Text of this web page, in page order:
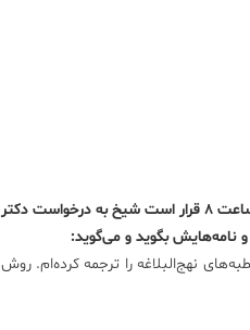
«احمد اسلامی» را با جلسات تفسیر نهج‌البلاغه‌اش می‌شناسند. هرچند مدتی است برگزار نمی‌شود. ولی امشب ساعت ۸ قرار است شیخ به درخواست دکتر
نامه‌هایش بگوید و می‌گوید:
از نامه‌های دیگر و از جمله نامه‌های ۳۱ و ۵۳ و نیز برخی از خطبه‌های نهج‌البلاغه را ترجمه‌ کرده‌ام. روش